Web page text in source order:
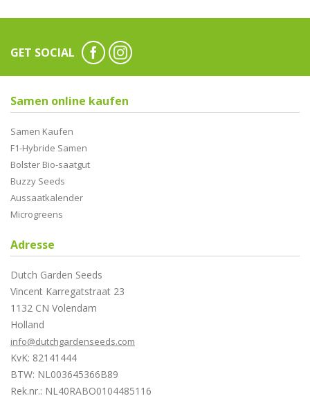
GET SOCIAL
Samen online kaufen
Samen Kaufen
F1-Hybride Samen
Bolster Bio-saatgut
Buzzy Seeds
Aussaatkalender
Microgreens
Adresse
Dutch Garden Seeds
Vincent Karregatstraat 23
1132 CN Volendam
Holland
info@dutchgardenseeds.com
KvK: 82141444
BTW: NL003645366B89
Rek.nr.: NL40RABO0104485116